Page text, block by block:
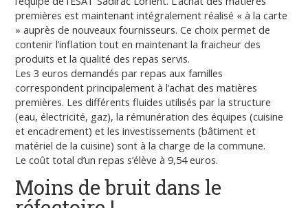
premières est maintenant intégralement réalisé « à la carte
» auprès de nouveaux fournisseurs. Ce choix permet de
contenir l’inflation tout en maintenant la fraicheur des
produits et la qualité des repas servis.
Les 3 euros demandés par repas aux familles
correspondent principalement à l’achat des matières
premières. Les différents fluides utilisés par la structure
(eau, électricité, gaz), la rémunération des équipes (cuisine
et encadrement) et les investissements (bâtiment et
matériel de la cuisine) sont à la charge de la commune.
Le coût total d’un repas s’élève à 9,54 euros.
Moins de bruit dans le